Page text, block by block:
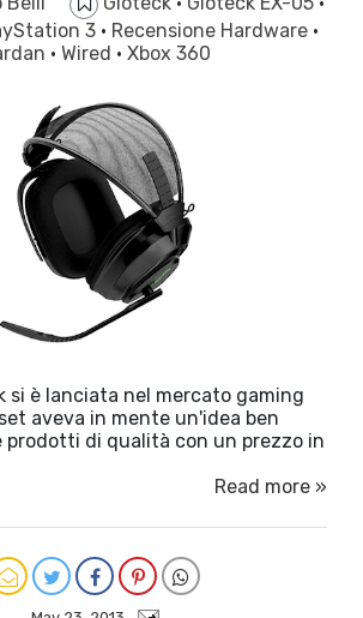
3 · Recensione Hardware ·
· Wired · Xbox 360
si è lanciata nel mercato gaming
aveva in mente un'idea ben
prodotti di qualità con un prezzo in
Read more »